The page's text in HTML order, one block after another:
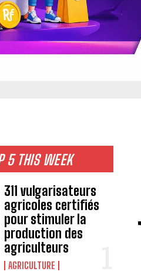
5 THIS WEEK
311 vulgarisateurs
agricoles certifiés
pour stimuler la
production des
agriculteurs
AGRICULTURE